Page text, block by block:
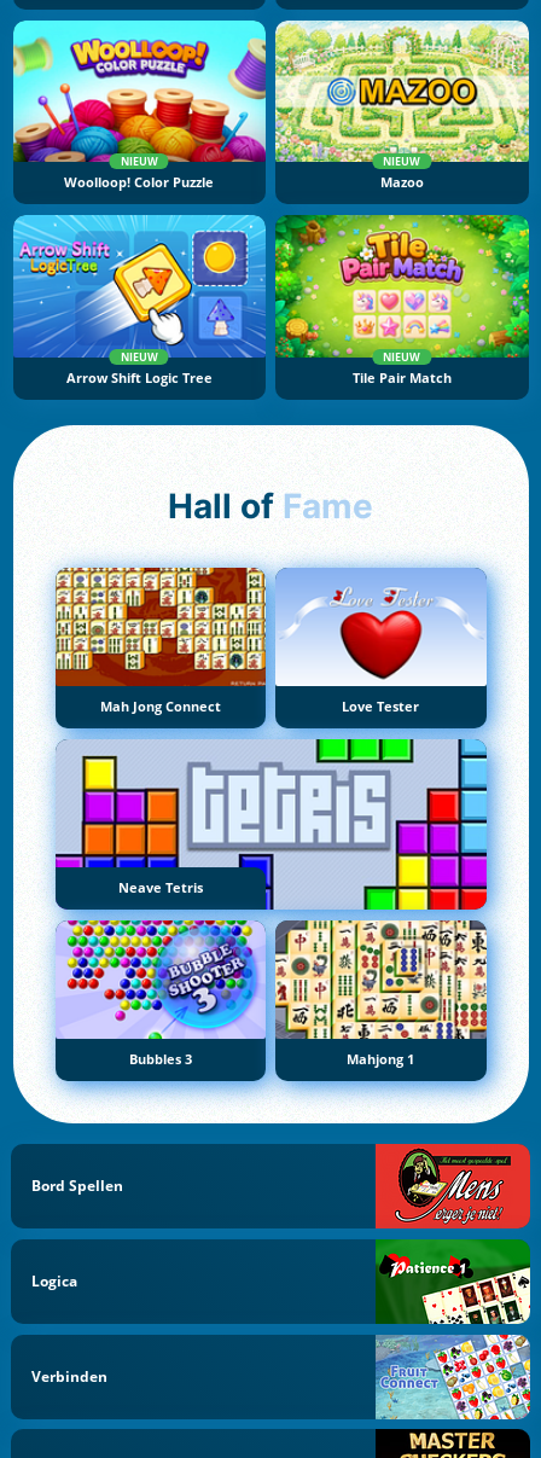
NIEUW
Woolloop! Color Puzzle
NIEUW
Mazoo
NIEUW
Arrow Shift Logic Tree
NIEUW
Tile Pair Match
Hall of Fame
Mah Jong Connect Love Tester
Neave Tetris
Bubbles 3 Mahjong 1
Bord Spellen
Logica
Verbinden